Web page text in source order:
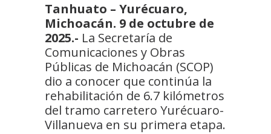
Tanhuato – Yurécuaro,
Michoacán. 9 de octubre de
2025.- La Secretaría de
Comunicaciones y Obras
Públicas de Michoacán (SCOP)
dio a conocer que continúa la
rehabilitación de 6.7 kilómetros
del tramo carretero Yurécuaro-
Villanueva en su primera etapa.